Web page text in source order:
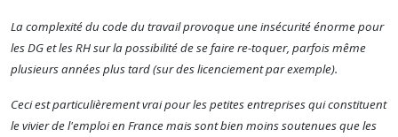
La complexité du code du travail provoque une insécurité énorme pour
les DG et les RH sur la possibilité de se faire re-toquer, parfois même
plusieurs années plus tard (sur des licenciement par exemple).
Ceci est particulièrement vrai pour les petites entreprises qui constituent
le vivier de l'emploi en France mais sont bien moins soutenues que les